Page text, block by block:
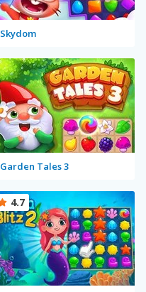
Skydom
Garden Tales 3
4.7